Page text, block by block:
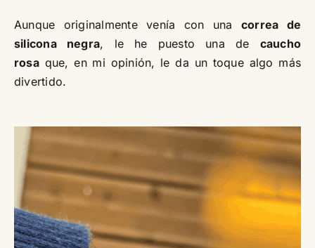
Aunque originalmente venía con una correa de
silicona negra, le he puesto una de caucho
rosaque, en mi opinión, le da un toque algo más
divertido.